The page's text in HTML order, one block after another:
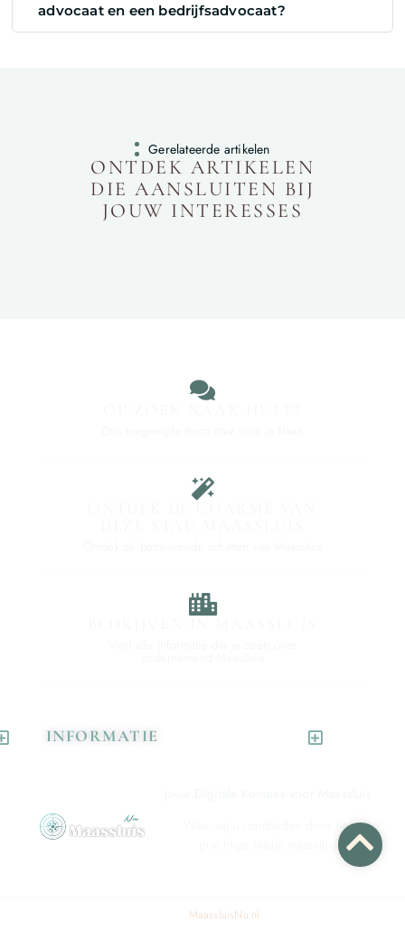
advocaat en een bedrijfsadvocaat?
Gerelateerde artikelen
ONTDEK ARTIKELEN
DIE AANSLUITEN BIJ
JOUW INTERESSES
INFORMATIE
Waar wij u rondleiden door het
MaassluisNu.nl